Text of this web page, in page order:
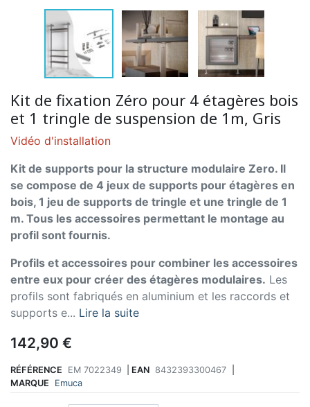
Kit de fixation Zéro pour 4 étagères bois
et 1 tringle de suspension de 1m, Gris
Vidéo d'installation
Kit de supports pour la structure modulaire Zero. Il
se compose de 4 jeux de supports pour étagères en
bois, 1 jeu de supports de tringle et une tringle de 1
m. Tous les accessoires permettant le montage au
profil sont fournis.
Profils et accessoires pour combiner les accessoires
entre eux pour créer des étagères modulaires. Les
profils sont fabriqués en aluminium et les raccords et
supports e... Lire la suite
142,90 €
RÉFÉRENCE EM 7022349 EAN 8432393300467
MARQUE
Emuca